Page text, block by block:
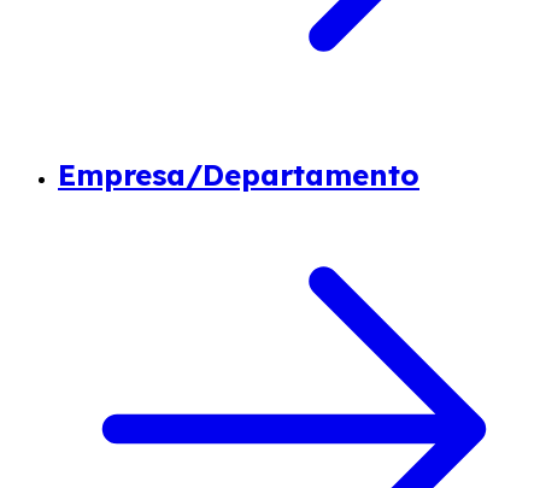
Empresa/Departamento